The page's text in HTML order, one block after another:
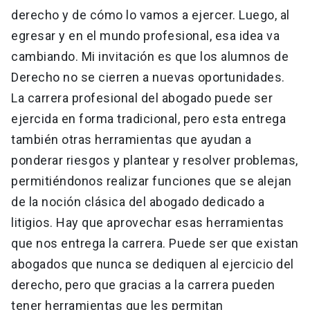
derecho y de cómo lo vamos a ejercer. Luego, al
egresar y en el mundo profesional, esa idea va
cambiando. Mi invitación es que los alumnos de
Derecho no se cierren a nuevas oportunidades.
La carrera profesional del abogado puede ser
ejercida en forma tradicional, pero esta entrega
también otras herramientas que ayudan a
ponderar riesgos y plantear y resolver problemas,
permitiéndonos realizar funciones que se alejan
de la noción clásica del abogado dedicado a
litigios. Hay que aprovechar esas herramientas
que nos entrega la carrera. Puede ser que existan
abogados que nunca se dediquen al ejercicio del
derecho, pero que gracias a la carrera pueden
tener herramientas que les permitan